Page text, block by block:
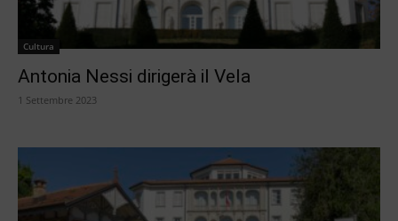
Cultura
Antonia Nessi dirigerà il Vela
1 Settembre 2023